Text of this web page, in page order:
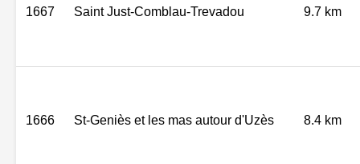
1667 Saint Just-Comblau-Trevadou 9.7 km
1666 St-Geniès et les mas autour d'Uzès 8.4 km